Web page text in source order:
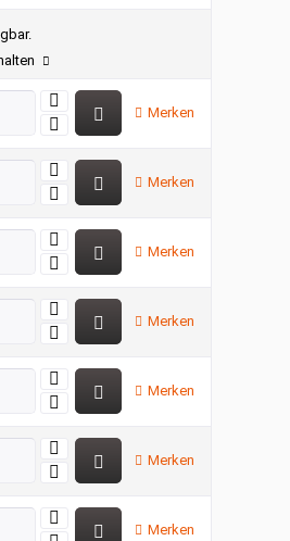
Merken
Merken
Merken
Merken
Merken
Merken
Merken